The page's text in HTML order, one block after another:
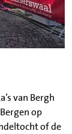
van Bergh
op
of de